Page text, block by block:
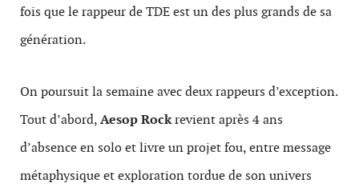
fois que le rappeur de TDE est un des plus grands de sa
génération.
On poursuit la semaine avec deux rappeurs d’exception.
Tout d’abord,Aesop Rockrevient après 4 ans
d’absence en solo et livre un projet fou, entre message
métaphysique et exploration tordue de son univers